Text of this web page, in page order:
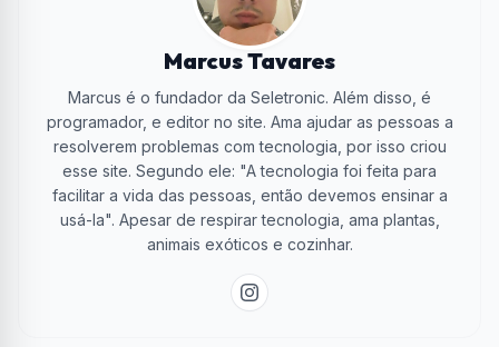
Marcus Tavares
Marcus é o fundador da Seletronic. Além disso, é
programador, e editor no site. Ama ajudar as pessoas a
resolverem problemas com tecnologia, por isso criou
esse site. Segundo ele: "A tecnologia foi feita para
facilitar a vida das pessoas, então devemos ensinar a
usá-la". Apesar de respirar tecnologia, ama plantas,
animais exóticos e cozinhar.